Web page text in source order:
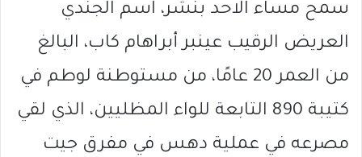
سمح مساء الاحد بنشر، اسم الجندي
العريض الرقيب عينبر أبراهام كاب، البالغ
من العمر 20 عامًا، من مستوطنة لوطم في
كتيبة 890 التابعة للواء المظليين، الذي لقي
مصرعه في عملية دهس في مفرق جيت